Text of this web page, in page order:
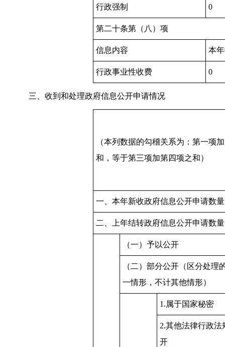
行政强制 0
第二十条第（八）项
信息内容 本
行政事业性收费 0
三、收到和处理政府信息公开申请情况
（本列数据的勾稽关系为：第一项
和，等于第三项加第四项之和）
一、本年新收政府信息公开申请数量
二、上年结转政府信息公开申请数量
（一）予以公开
（二）部分公开（区分处理
一情形，不计其他情形）
1.属于国家秘密
2.其他法律行政法
开